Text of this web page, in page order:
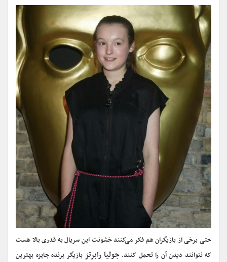
حتی برخی از بازیگران هم فکر می‌کنند خشونت این سریال به قدری بالا هست
که نتوانند دیدن آن را تحمل کنند.جولیا رابرتز بازیگر برنده جایزه بهترین